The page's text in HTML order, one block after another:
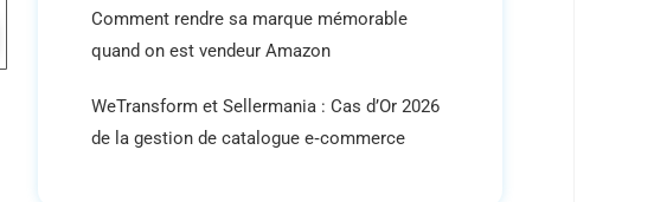
Comment rendre sa marque mémorable
quand on est vendeur Amazon
WeTransform et Sellermania : Cas d’Or 2026
de la gestion de catalogue e‑commerce